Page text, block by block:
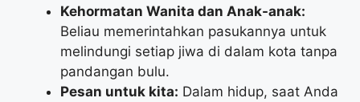
Kehormatan Wanita dan Anak-anak:
Beliau memerintahkan pasukannya untuk
melindungi setiap jiwa di dalam kota tanpa
pandangan bulu.
Pesan untuk kita: Dalam hidup, saat Anda